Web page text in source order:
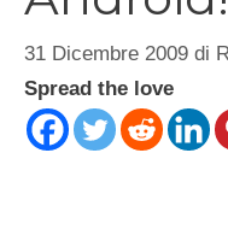
31 Dicembre 2009 di
Spread the love